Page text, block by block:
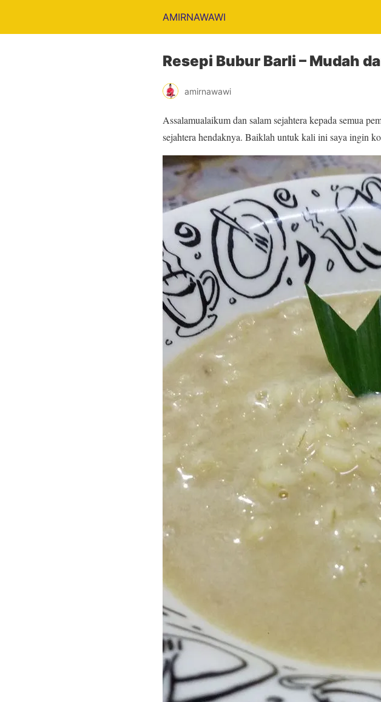
AMIRNAWAWI
Resepi Bubur Barli – Mudah
amirnawawi
Assalamualaikum dan salam sejahtera kepada semua
sejahtera hendaknya. Baiklah untuk kali ini saya ingin